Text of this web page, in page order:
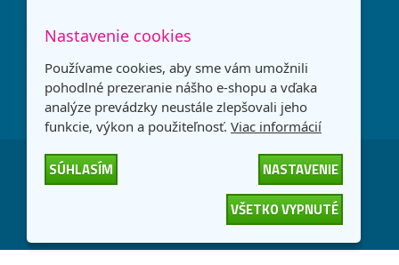
Slovensko
-
Všetky práva vyhradené
Nastavenie cookies
Používame cookies, aby sme vám umožnili
pohodlné prezeranie nášho e-shopu a vďaka
analýze prevádzky neustále zlepšovali jeho
funkcie, výkon a použiteľnosť. Viac informácií
SÚHLASÍM
NASTAVENIE
VŠETKO VYPNUTÉ